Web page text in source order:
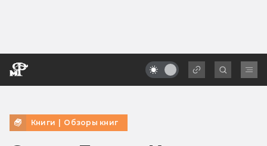
Книги | Обзоры книг